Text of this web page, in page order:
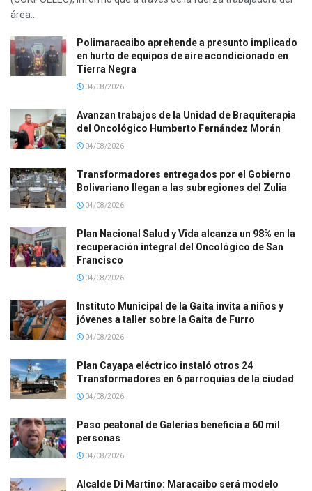
área...
Polimaracaibo aprehende a presunto implicado
en hurto de equipos de aire acondicionado en
Tierra Negra
04/08/2026
Avanzan trabajos de la Unidad de Braquiterapia
del Oncológico Humberto Fernández Morán
04/08/2026
Transformadores entregados por el Gobierno
Bolivariano llegan a las subregiones del Zulia
04/08/2026
Plan Nacional Salud y Vida alcanza un 98% en la
recuperación integral del Oncológico de San
Francisco
04/08/2026
Instituto Municipal de la Gaita invita a niños y
jóvenes a taller sobre la Gaita de Furro
04/08/2026
Plan Cayapa eléctrico instaló otros 24
Transformadores en 6 parroquias de la ciudad
04/08/2026
Paso peatonal de Galerías beneficia a 60 mil
personas
04/08/2026
Alcalde Di Martino: Maracaibo será modelo